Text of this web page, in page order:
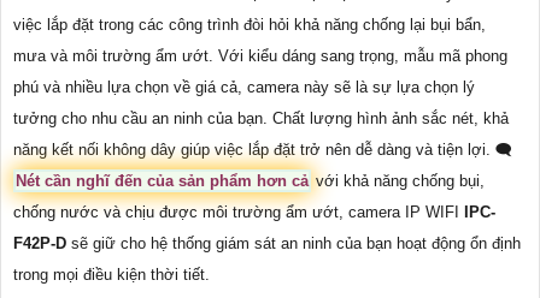
việc lắp đặt trong các công trình đòi hỏi khả năng chống lại bụi bẩn,
mưa và môi trường ẩm ướt. Với kiểu dáng sang trọng, mẫu mã phong
phú và nhiều lựa chọn về giá cả, camera này sẽ là sự lựa chọn lý
tưởng cho nhu cầu an ninh của bạn. Chất lượng hình ảnh sắc nét, khả
năng kết nối không dây giúp việc lắp đặt trở nên dễ dàng và tiện lợi. 🗨️
Nét cần nghĩ đến của sản phẩm hơn cả với khả năng chống bụi,
chống nước và chịu được môi trường ẩm ướt, camera IP WIFI IPC-
F42P-D sẽ giữ cho hệ thống giám sát an ninh của bạn hoạt động ổn định
trong mọi điều kiện thời tiết.